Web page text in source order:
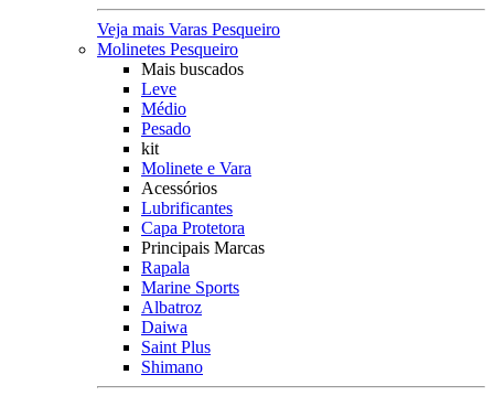
Veja mais Varas Pesqueiro
Molinetes Pesqueiro
Mais buscados
Leve
Médio
Pesado
kit
Molinete e Vara
Acessórios
Lubrificantes
Capa Protetora
Principais Marcas
Rapala
Marine Sports
Albatroz
Daiwa
Saint Plus
Shimano